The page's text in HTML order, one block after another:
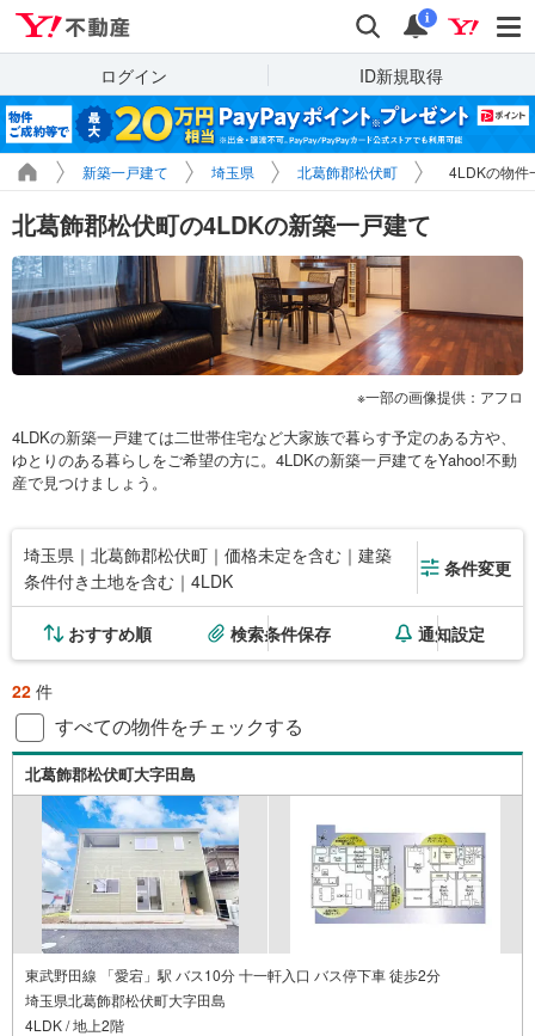
検索 通知
i
ログイン ID新規取得
新築一戸建て 埼玉県 北葛飾郡松伏町 4LDKの物件
北葛飾郡松伏町の4LDKの新築一戸建て
一部の画像提供：アフロ
4LDKの新築一戸建ては二世帯住宅など大家族で暮らす予定のある方や、
ゆとりのある暮らしをご希望の方に。4LDKの新築一戸建てをYahoo!不動
産で見つけましょう。
埼玉県｜北葛飾郡松伏町｜価格未定を含む｜建築
条件付き土地を含む｜4LDK
条件変更
おすすめ順 検索条件保存 通知設定
22 件
すべての物件をチェックする
北葛飾郡松伏町大字田島
東武野田線 「愛宕」駅 バス10分 十一軒入口 バス停下車 徒歩2分
埼玉県北葛飾郡松伏町大字田島
4LDK / 地上2階